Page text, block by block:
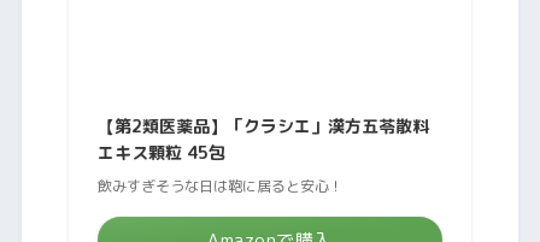
【第2類医薬品】「クラシエ」漢方五苓散料
エキス顆粒 45包
飲みすぎそうな日は鞄に居ると安心！